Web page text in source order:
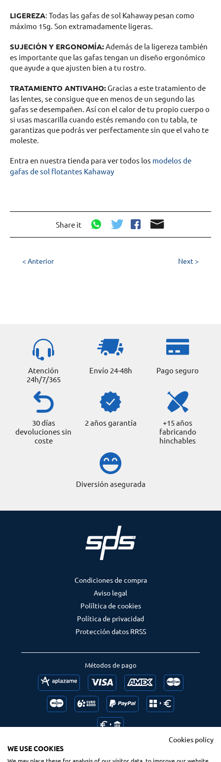
LIGEREZA: Todas las gafas de sol Kahaway pesan como
máximo 15g. Son extramadamente ligeras.
SUJECIÓN Y ERGONOMÍA: Además de la ligereza también
es importante que las gafas tengan un diseño ergonómico
que ayude a que ajusten bien a tu rostro.
TRATAMIENTO ANTIVAHO:Gracias a este tratamiento de
las lentes, se consigue que en menos de un segundo las
gafas se desempañen. Así con el calor de tu propio cuerpo o
si usas mascarilla cuando estés remando con tu tabla, te
garantizas que podrás ver perfectamente sin que el vaho te
moleste.
Entra en nuestra tienda para ver todos los modelos de
gafas de sol flotantes Kahaway
Share it
< Anterior Next >
Atención
24h/7/365
Envío 24-48h Pago seguro
30 días
devoluciones sin
coste
2 años garantía
+15 años
fabricando
hinchables
Diversión asegurada
Métodos de pago
Condiciones de compra
Aviso legal
Políltica de cookies
Política de privacidad
Protección datos RRSS
Cookies policy
WE USE COOKIES